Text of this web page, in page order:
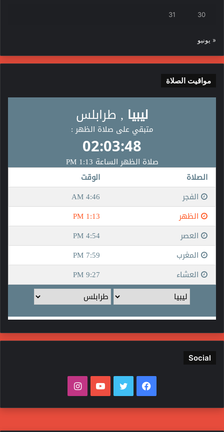
30
31
« يونيو
مواقيت الصلاة
Social
فيسبوك تويتر يوتيوبانستقرام